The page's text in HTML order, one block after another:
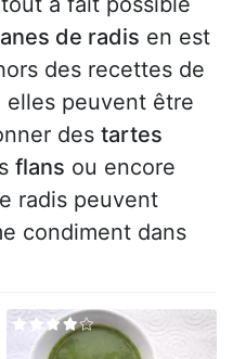
de radis en est
des recettes de
elles peuvent être
des tartes
flans ou encore
radis peuvent
condiment dans